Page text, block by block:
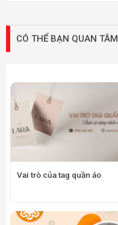
CÓ THỂ BẠN QUAN TÂM
Vai trò của tag quần áo